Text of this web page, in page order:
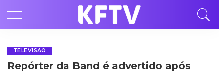
TELEVISÃO
Repórter da Band é advertido após